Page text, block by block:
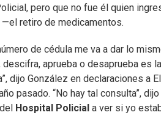
pero que no fue él quien
—el retiro de medicamentos.
de cédula me va a dar lo
aprueba o desaprueba es
dijo González en declaraciones a
pasado. “No hay tal consulta”,
Hospital Policial a ver si yo